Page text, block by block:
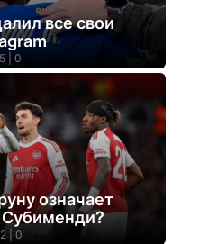
все свои
| 0
означает
Субименди?
| 0